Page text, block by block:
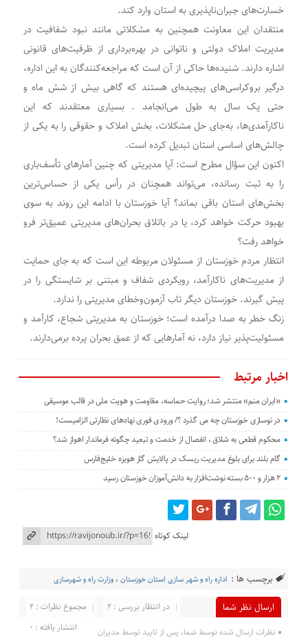
خسارت‌های جبران‌ناپذیری به استان وارد کند.
منتقدان این معاونت همچنین به مشکلاتی مانند نبود شفافیت در
مدیریت املاک دولتی و ناتوانی در بهره‌برداری از ظرفیت‌های قانونی
اشاره دارند. شنیده‌ها حاکی از آن است که مراجعه‌کنندگان به این اداره،
درگیر بروکراسی‌های پیچیده‌ای هستند که گاهی بیش از شش ماه و
حتی یک سال به طول می‌انجامد . بسیاری معتقدند که این
ناکارآمدی‌ها، به‌جای حل مشکلات، بخش املاک و حقوقی را به یکی از
چالش‌های اساسی استان تبدیل کرده است.
اکنون این سؤال مطرح است: آیا مدیریتی که چنین آمارهای تأسف‌باری
را به ثبت رسانده، می‌تواند همچنان در رأس یکی از حساس‌ترین
بخش‌های استان باقی بماند؟ آیا خوزستان با ادامه این روند به سوی
بهبود حرکت خواهد کرد، یا در باتلاق بحران‌های مدیریتی عمیق‌تر فرو
خواهد رفت؟
انتظار مردم خوزستان از مسئولان مربوطه این است که به جای حمایت
از مدیریت‌های ناکارآمد، رویکردی شفاف و مبتنی بر شایستگی را در
پیش گیرند. خوزستان دیگر تاب آزمون‌وخطای مدیریتی را ندارد.
زنگ خطر به صدا درآمده است؛ خوزستان به مدیریتی شجاع، کارآمد و
مسئولیت‌پذیر نیاز دارد، نه آمارهایی که از عمق بحران پرده برمی‌دارند.
اخبار مرتبط
«ایران منم» منتشر شد؛ روایت حماسه، مقاومت و هویت ملی در قالب موسیقی
در نوسازی خوزستان چه می گذرد ؟/ ورودی فوری نهادهای نظارتی الزامیست!
محکوم قطعی به شلاق ، انفصال از خدمت و تبعید چگونه فرماندار اهواز شد؟
گام بلند برای بلوغ مدیریت ریسک در پالایش گاز هویزه خلیج‌فارس
۲ هزار و ۵۰۰ بسته نوشت‌افزار به دانش‌آموزان خوزستان رسید
لینک کوتاه
برچسب ها : اداره راه و شهر سازی استان خوزستان ،وزارت راه و شهرسازی
ارسال نظر شما مجموع نظرات : 2
در انتظار بررسی : 2
انتشار یافته : 0
نظرات ارسال شده توسط شما، پس از تایید توسط مدیران